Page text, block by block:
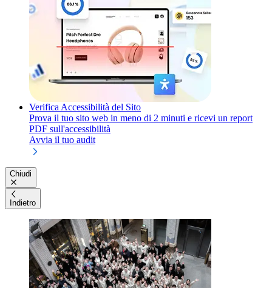
Verifica Accessibilità del Sito
Prova il tuo sito web in meno di 2 minuti e ricevi un report
PDF sull'accessibilità
Avvia il tuo audit
Chiudi
Indietro